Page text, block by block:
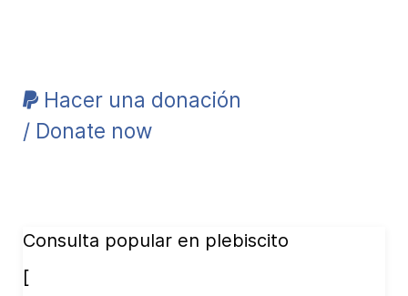
Hacer una donación
/ Donate now
Consulta popular en plebiscito
[